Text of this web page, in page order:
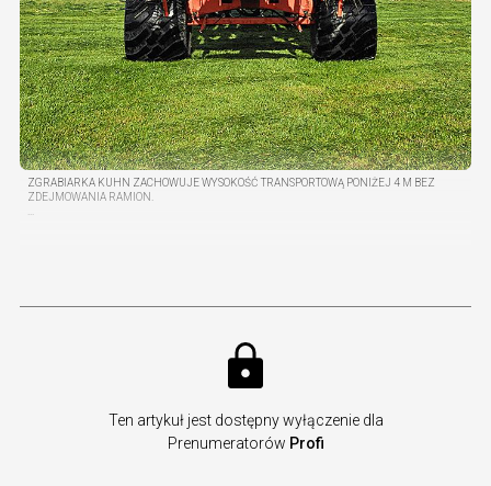
ZGRABIARKA KUHN ZACHOWUJE WYSOKOŚĆ TRANSPORTOWĄ PONIŻEJ 4 M BEZ
ZDEJMOWANIA RAMION.
...
Ten artykuł jest dostępny wyłączenie dla
Prenumeratorów Profi